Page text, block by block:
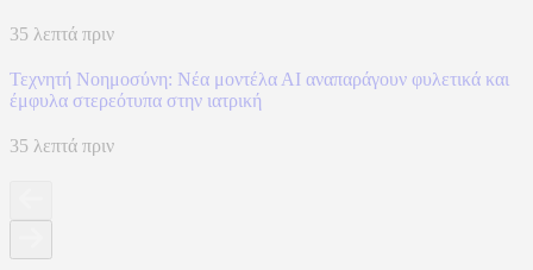
35 λεπτά πριν
Τεχνητή Νοημοσύνη: Νέα μοντέλα ΑΙ αναπαράγουν φυλετικά και
έμφυλα στερεότυπα στην ιατρική
35 λεπτά πριν